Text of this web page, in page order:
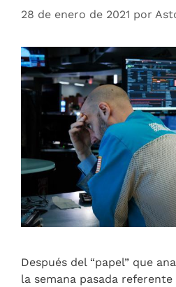
28 de enero de 2021 por
Después del “papel” que
la semana pasada referente